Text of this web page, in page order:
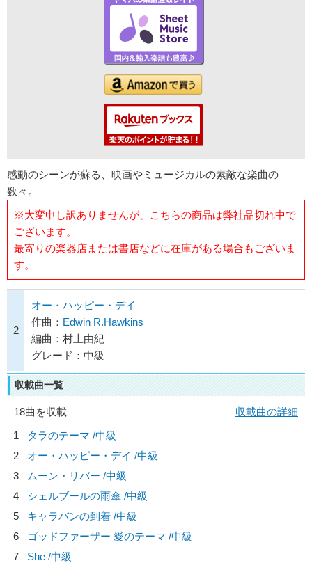
感動のシーンが蘇る、映画やミュージカルの素敵な楽曲の
数々。
※大変申し訳ありませんが、こちらの商品は弊社品切れ中で
ございます。
最寄りの楽器店または書店などに在庫がある場合もございま
す。
2
オー・ハッピー・デイ
作曲： Edwin R.Hawkins
編曲：村上由紀
グレード：中級
収載曲一覧
18曲を収載
収載曲の詳細
1
タラのテーマ /中級
2
オー・ハッピー・デイ /中級
3
ムーン・リバー /中級
4
シェルブールの雨傘 /中級
5
キャラバンの到着 /中級
6
ゴッドファーザー 愛のテーマ /中級
7
She /中級